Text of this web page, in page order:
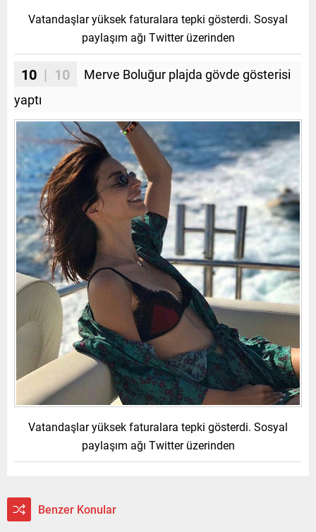
Vatandaşlar yüksek faturalara tepki gösterdi. Sosyal
paylaşım ağı Twitter üzerinden
10 | 10
Merve Boluğur plajda gövde gösterisi
yaptı
Vatandaşlar yüksek faturalara tepki gösterdi. Sosyal
paylaşım ağı Twitter üzerinden
Benzer Konular